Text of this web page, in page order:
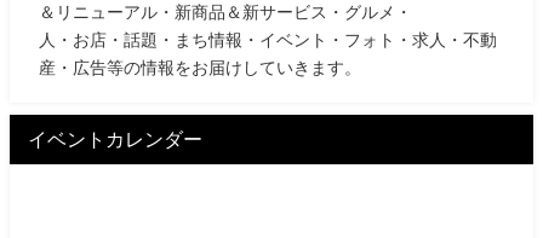
＆リニューアル・新商品＆新サービス・グルメ・
人・お店・話題・まち情報・イベント・フォト・求人・不動
産・広告等の情報をお届けしていきます。
イベントカレンダー